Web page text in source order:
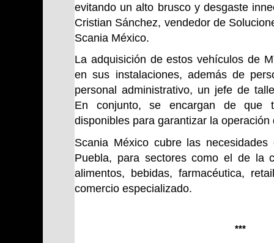
evitando un alto brusco y desgaste
Cristian Sánchez, vendedor de
Scania México.
La adquisición de estos vehículos de
en sus instalaciones, además de
personal administrativo, un jefe de
En conjunto, se encargan de que
disponibles para garantizar la operación
Scania México cubre las
Puebla, para sectores como el de la
alimentos, bebidas, farmacéutica,
comercio especializado.
***